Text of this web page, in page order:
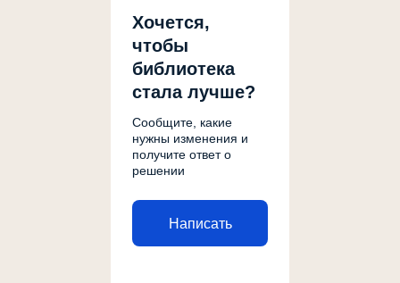
Хочется,
чтобы
библиотека
стала лучше?
Сообщите, какие
нужны изменения и
получите ответ о
решении
Написать